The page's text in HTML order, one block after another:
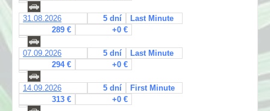
31.08.2026 5 dní
Last Minute
289 €
+0 €
07.09.2026 5 dní
Last Minute
294 €
+0 €
14.09.2026 5 dní
First Minute
313 €
+0 €